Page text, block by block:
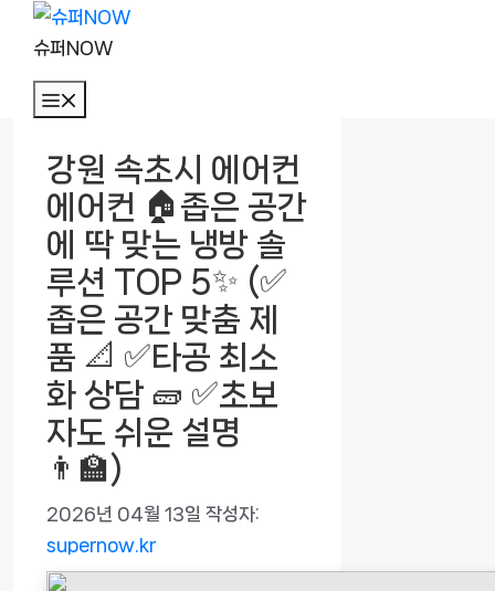
슈퍼NOW
강원 속초시 에어컨
에어컨 🏠좁은 공간
에 딱 맞는 냉방 솔
루션 TOP 5✨ (✅
좁은 공간 맞춤 제
품 📐 ✅타공 최소
화 상담 🧱 ✅초보
자도 쉬운 설명
👨‍🏫)
2026년 04월 13일 작성자:
supernow.kr